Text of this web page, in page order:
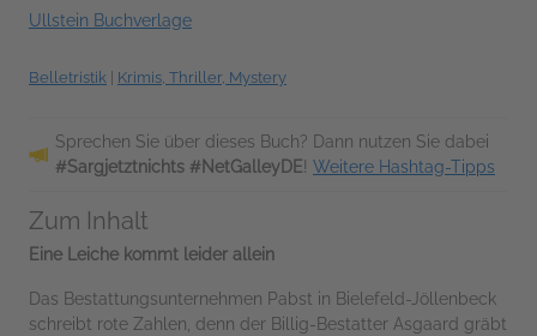
Ullstein Buchverlage
Belletristik Krimis, Thriller, Mystery
Sprechen Sie über dieses Buch? Dann nutzen Sie dabei
#Sargjetztnichts #NetGalleyDE! Weitere Hashtag-Tipps
Zum Inhalt
Eine Leiche kommt leider allein
Das Bestattungsunternehmen Pabst in Bielefeld-Jöllenbeck
schreibt rote Zahlen, denn der Billig-Bestatter Asgaard gräbt